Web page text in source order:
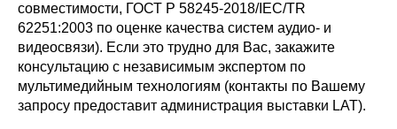
совместимости, ГОСТ Р 58245-2018/IEC/TR
62251:2003 по оценке качества систем аудио- и
видеосвязи). Если это трудно для Вас, закажите
консультацию с независимым экспертом по
мультимедийным технологиям (контакты по Вашему
запросу предоставит администрация выставки LAT).